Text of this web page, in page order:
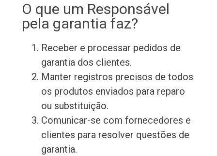
O que um Responsável
pela garantia faz?
Receber e processar pedidos de
garantia dos clientes.
Manter registros precisos de todos
os produtos enviados para reparo
ou substituição.
Comunicar-se com fornecedores e
clientes para resolver questões de
garantia.